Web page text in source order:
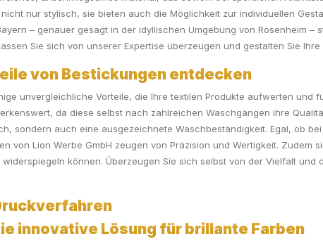
nur stylisch, sie bieten auch die Möglichkeit zur individuellen
– genauer gesagt in der idyllischen Umgebung von Rosenheim –
Sie sich von unserer Expertise überzeugen und gestalten Sie
von Bestickungen entdecken
unvergleichliche Vorteile, die Ihre textilen Produkte aufwerten und
da diese selbst nach zahlreichen Waschgängen ihre
sondern auch eine ausgezeichnete Waschbeständigkeit. Egal, ob
von Lion Werbe GmbH zeugen von Präzision und Wertigkeit. Zudem
können. Überzeugen Sie sich selbst von der Vielfalt
innovative Lösung für brillante Farben